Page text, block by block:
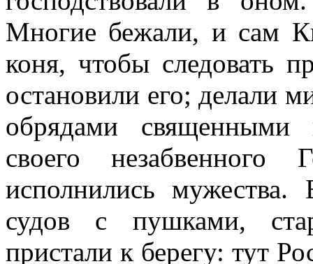
Многие бежали, и сам
коня, чтобы следовать
остановили его; делали
обрядами священными
своего
исполнились
судов с пушками,
пристали к берегу: тут